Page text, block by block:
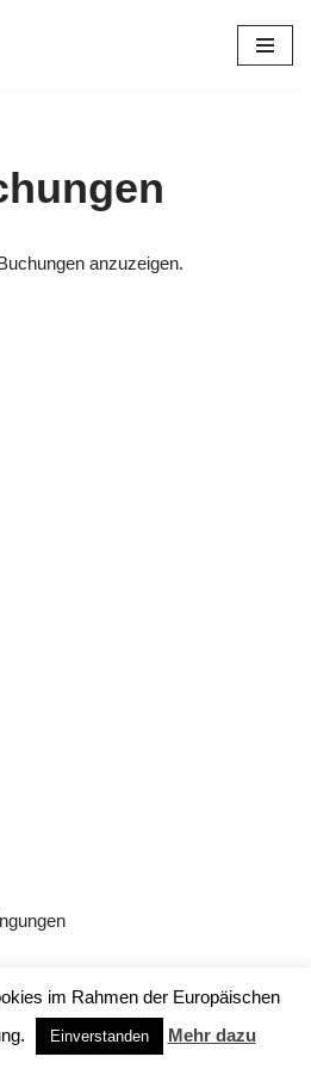
anzuzeigen.
vonWordPress
im Rahmen der Europäischen
Einverstanden Mehr dazu